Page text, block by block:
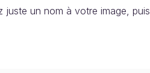
un nom à votre image, puis